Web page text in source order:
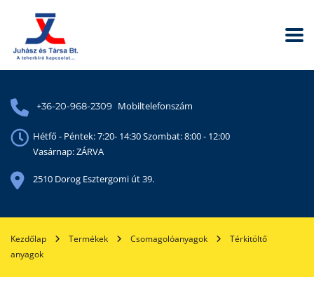
+36-20-968-2309 Mobiltelefonszám
Hétfő - Péntek: 7:20- 14:30 Szombat: 8:00 - 12:00
Vasárnap: ZÁRVA
2510 Dorog Esztergomi út 39.
Kezdőlap Termékek Csomagolóanyagok
Térkitöltő
anyagok